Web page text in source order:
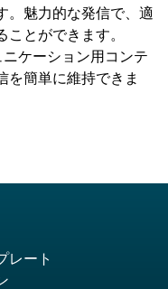
。魅力的な発信で、適
とができます。
ケーション用コンテ
を簡単に維持できま
レート